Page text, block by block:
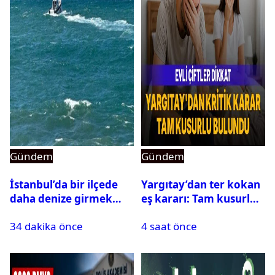
Gündem
İstanbul’da bir ilçede
daha denize girmek
34 dakika önce
Gündem
Yargıtay’dan ter kokan
eş kararı: Tam kusurlu
4 saat önce